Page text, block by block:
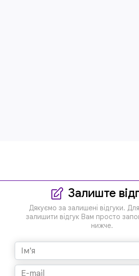
Залиште
Дякуємо за залишені відгуки.
залишити відгук Вам просто
нижче.